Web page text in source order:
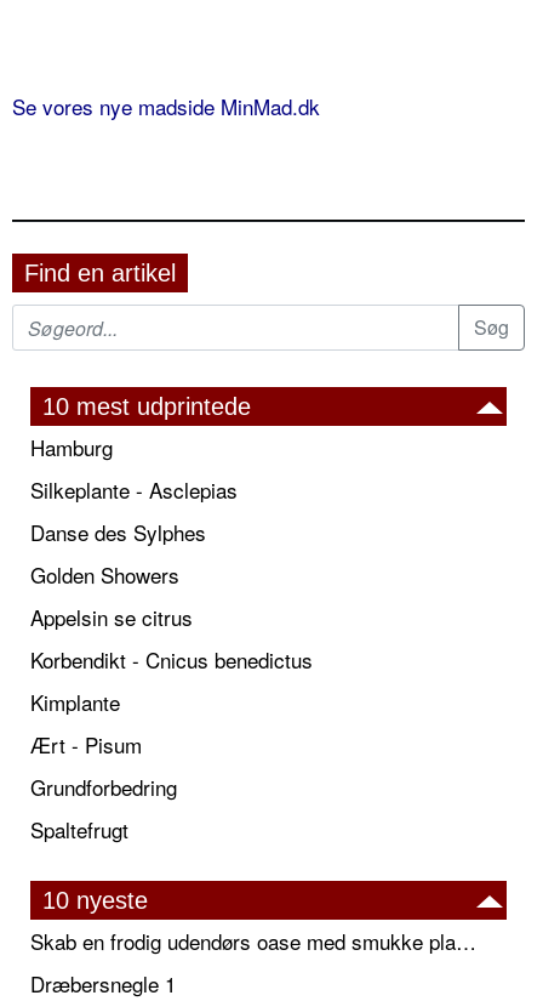
Se vores nye madside MinMad.dk
Find en artikel
10 mest udprintede
Hamburg
Silkeplante - Asclepias
Danse des Sylphes
Golden Showers
Appelsin se citrus
Korbendikt - Cnicus benedictus
Kimplante
Ært - Pisum
Grundforbedring
Spaltefrugt
10 nyeste
Skab en frodig udendørs oase med smukke plantekrukker og elegante espalier
Dræbersnegle 1